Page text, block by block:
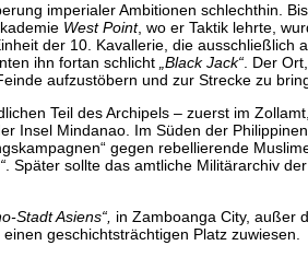
imperialer Ambitionen schlechthin.
West Point, wo er Taktik lehrte,
der 10. Kavallerie, die ausschließlich
ihn fortan schlicht „Black Jack“ . Der
aufzustöbern und zur Strecke zu
Teil des Archipels – zuerst im
Insel Mindanao. Im Süden der
gegen rebellierende
. Später sollte das amtliche Militärarchiv
Stadt Asiens“, in Zamboanga City, außer
geschichtsträchtigen Platz zuwiesen.